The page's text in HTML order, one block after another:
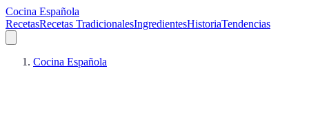
Cocina Española
RecetasRecetas TradicionalesIngredientesHistoriaTendencias
Cocina Española